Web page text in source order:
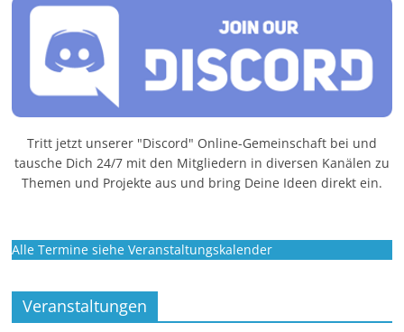
Tritt jetzt unserer "Discord" Online-Gemeinschaft bei und
tausche Dich 24/7 mit den Mitgliedern in diversen Kanälen zu
Themen und Projekte aus und bring Deine Ideen direkt ein.
Alle Termine siehe Veranstaltungskalender
Veranstaltungen